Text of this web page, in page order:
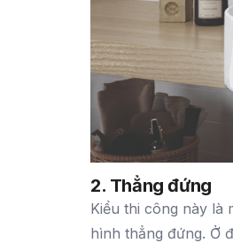
2. Thẳng đứng
Kiểu thi công này là
hình thẳng đứng. Ở